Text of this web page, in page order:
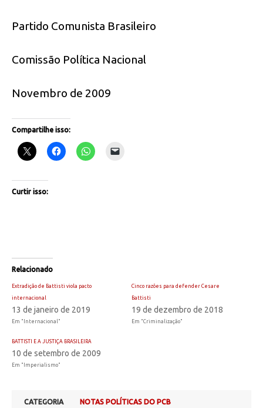
Partido Comunista Brasileiro
Comissão Política Nacional
Novembro de 2009
Compartilhe isso:
Curtir isso:
Relacionado
Extradição de Battisti viola pacto
internacional
13 de janeiro de 2019
Em "Internacional"
Cinco razões para defender Cesare
Battisti
19 de dezembro de 2018
Em "Criminalização"
BATTISTI E A JUSTIÇA BRASILEIRA
10 de setembro de 2009
Em "Imperialismo"
CATEGORIA
NOTAS POLÍTICAS DO PCB